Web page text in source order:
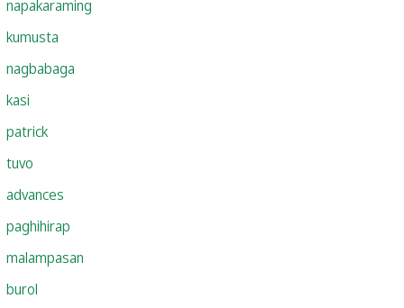
napakaraming
kumusta
nagbabaga
kasi
patrick
tuvo
advances
paghihirap
malampasan
burol